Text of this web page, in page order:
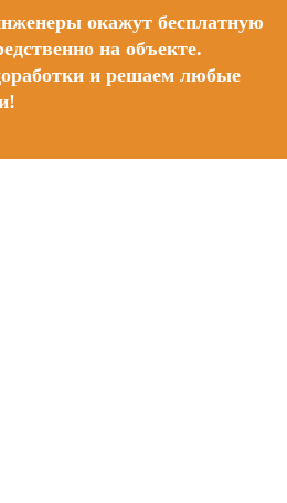
окажут бесплатную
на объекте.
и решаем любые